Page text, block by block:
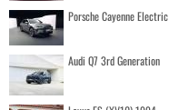
Porsche Cayenne Electric
Audi Q7 3rd Generation